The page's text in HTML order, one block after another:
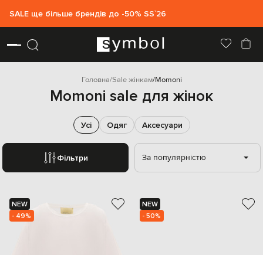
SALE ще більше брендів до -50% SS`26
Головна Sale жінкам Momoni
Momoni sale для жінок
Фільтри
Усі Одяг Аксесуари
За популярністю
NEW
- 49%
NEW
- 50%